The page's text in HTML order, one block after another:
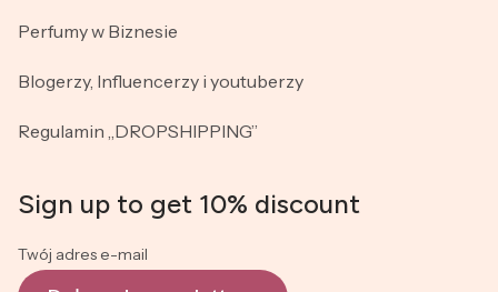
Perfumy w Biznesie
Blogerzy, Influencerzy i youtuberzy
Regulamin „DROPSHIPPING”
Sign up to get 10% discount
Twój adres e-mail